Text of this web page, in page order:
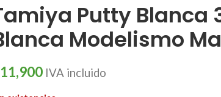
Putty Blanca
Modelismo
11,900 IVA incluido